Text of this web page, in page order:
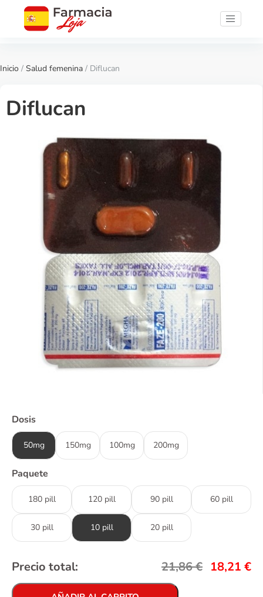
Inicio / Salud femenina / Diflucan
Diflucan
Dosis
50mg 150mg 100mg 200mg
Paquete
180 pill 120 pill 90 pill 60 pill
30 pill 10 pill 20 pill
Precio total: 21,86€ 18,21 €